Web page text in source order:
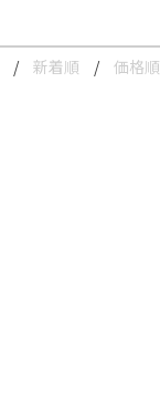
/ 新着順 / 価格順